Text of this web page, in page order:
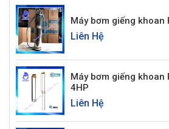
Máy bơm giếng khoan
Liên Hệ
Máy bơm giếng khoan
4HP
Liên Hệ